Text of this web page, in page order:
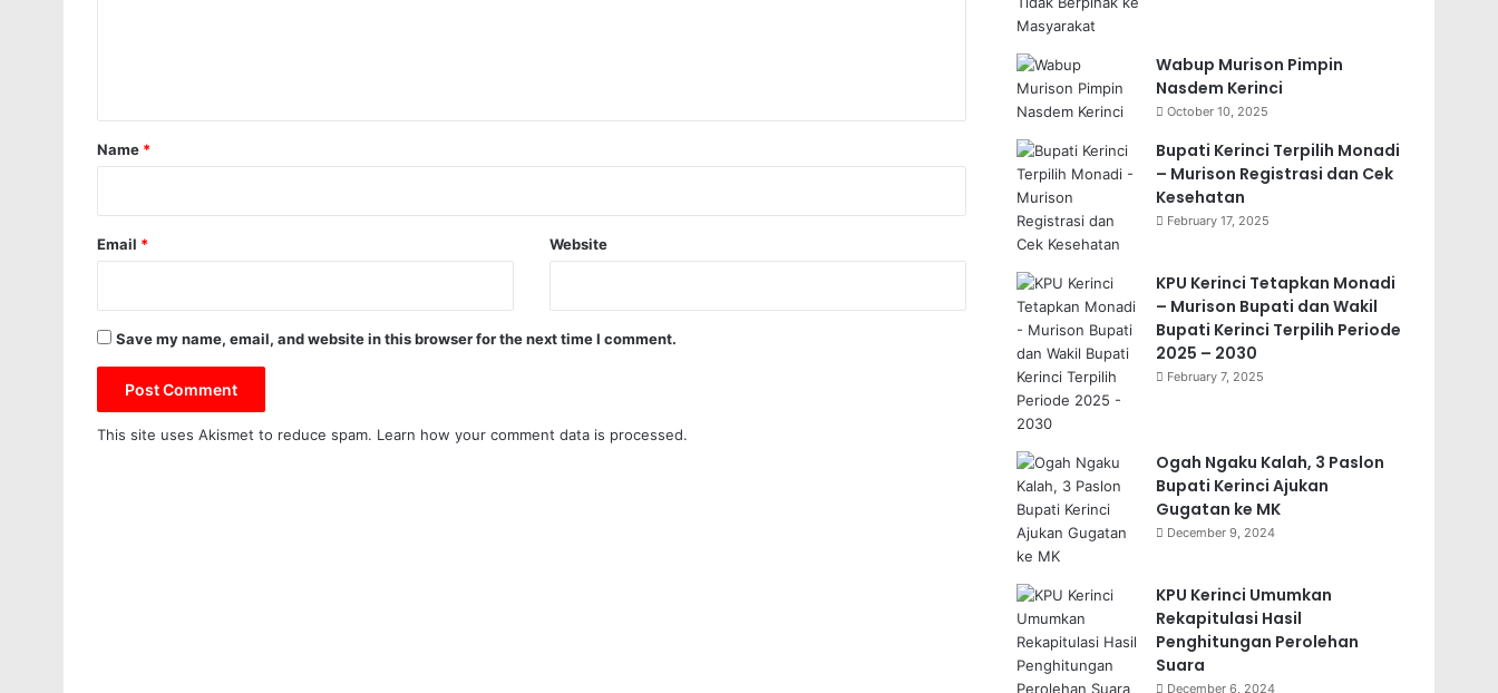
*
Name *
Email * Website
Save my name, email, and website in this browser for the next time I comment.
This site uses Akismet to reduce spam. Learn how your comment data is processed.
Wabup Murison Pimpin
Nasdem Kerinci
October 10, 2025
Bupati Kerinci Terpilih Monadi
– Murison Registrasi dan Cek
Kesehatan
February 17, 2025
KPU Kerinci Tetapkan Monadi
– Murison Bupati dan Wakil
Bupati Kerinci Terpilih Periode
2025 – 2030
February 7, 2025
Ogah Ngaku Kalah, 3 Paslon
Bupati Kerinci Ajukan
Gugatan ke MK
December 9, 2024
KPU Kerinci Umumkan
Rekapitulasi Hasil
Penghitungan Perolehan
Suara
December 6, 2024